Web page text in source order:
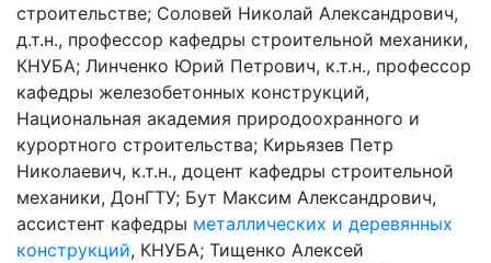
строительстве; Соловей Николай Александрович,
д.т.н., профессор кафедры строительной механики,
КНУБА; Линченко Юрий Петрович, к.т.н., профессор
кафедры железобетонных конструкций,
Национальная академия природоохранного и
курортного строительства; Кирьязев Петр
Николаевич, к.т.н., доцент кафедры строительной
механики, ДонГТУ; Бут Максим Александрович,
ассистент кафедры металлических и деревянных
конструкций, КНУБА; Тищенко Алексей